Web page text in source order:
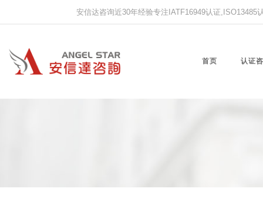
安信达咨询近30年经验专注IATF16949认证
首页 认证